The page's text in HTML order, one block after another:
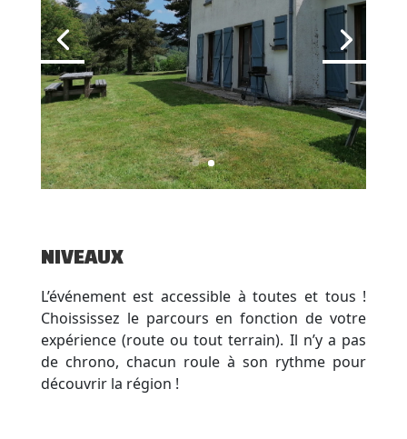
NIVEAUX
L’événement est accessible à toutes et tous !
Choississez le parcours en fonction de votre
expérience (route ou tout terrain). Il n’y a pas
de chrono, chacun roule à son rythme pour
découvrir la région !